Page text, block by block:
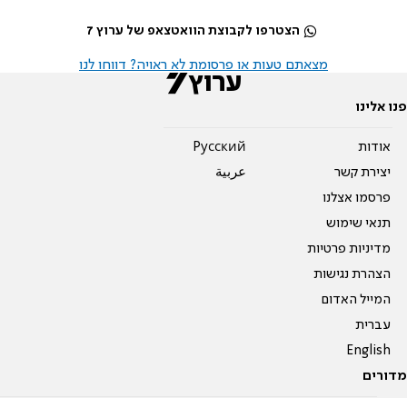
הצטרפו לקבוצת הוואטצאפ של ערוץ 7
מצאתם טעות או פרסומת לא ראויה? דווחו לנו
פנו אלינו
אודות
יצירת קשר
פרסמו אצלנו
תנאי שימוש
מדיניות פרטיות
הצהרת נגישות
המייל האדום
עברית
English
Pусский
عربية
מדורים